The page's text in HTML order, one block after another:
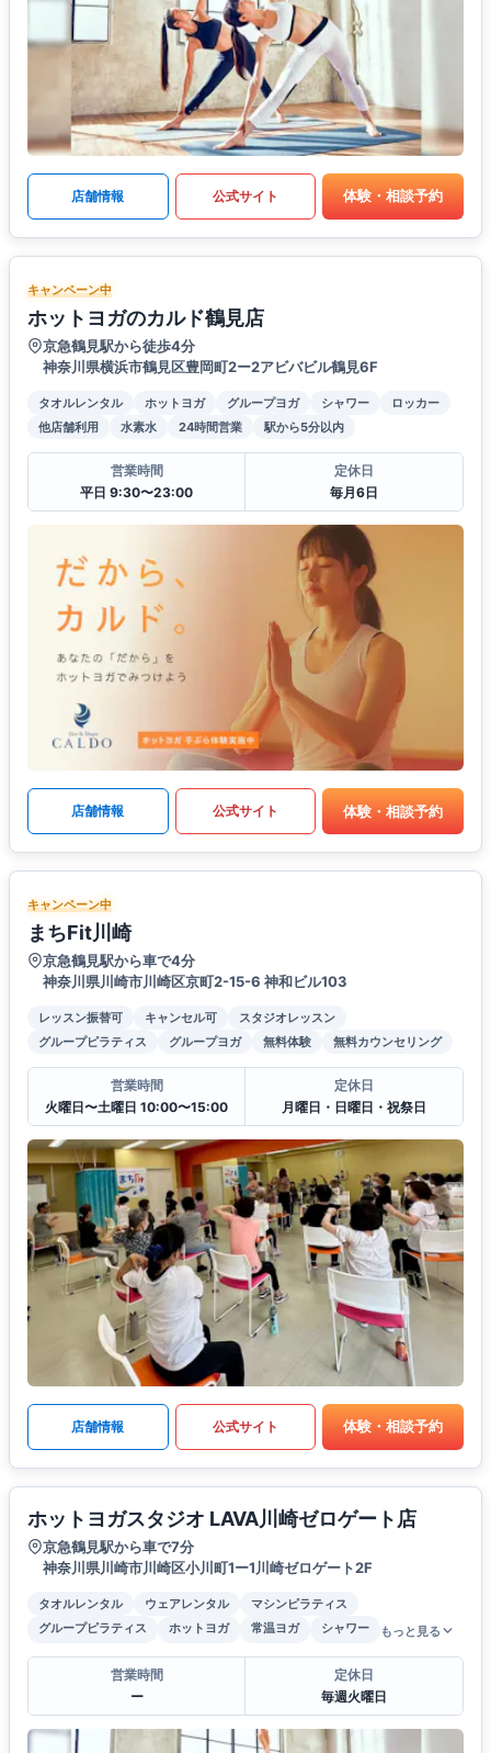
店舗情報 公式サイト 体験・相談予約
キャンペーン中
ホットヨガのカルド鶴見店
京急鶴見駅から徒歩4分
神奈川県横浜市鶴見区豊岡町2ー2アビバビル鶴見6F
タオルレンタル ホットヨガ グループヨガ シャワー
ロッカー
他店舗利用
水素水 24時間営業 駅から5分以内
営業時間
平日 9:30〜23:00
定休日
毎月6日
店舗情報 公式サイト 体験・相談予約
キャンペーン中
まちFit川崎
京急鶴見駅から車で4分
神奈川県川崎市川崎区京町2-15-6 神和ビル103
レッスン振替可 キャンセル可
スタジオレッスン
グループピラティス
グループヨガ 無料体験 無料カウンセリング
営業時間
火曜日〜土曜日 10:00〜15:00
定休日
月曜日・日曜日・祝祭日
店舗情報 公式サイト 体験・相談予約
ホットヨガスタジオ LAVA川崎ゼロゲート店
京急鶴見駅から車で7分
神奈川県川崎市川崎区小川町1ー1川崎ゼロゲート2F
タオルレンタル ウェアレンタル
マシンピラティス
グループピラティス
ホットヨガ 常温ヨガ シャワー もっと見る
営業時間
ー
定休日
毎週火曜日